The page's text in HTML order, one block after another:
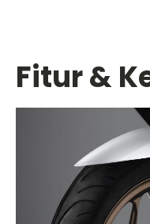
Fitur &